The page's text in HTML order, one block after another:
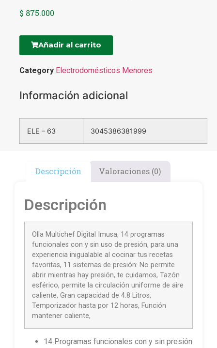
$ 875.000
Añadir al carrito
Category Electrodomésticos Menores
Información adicional
ELE – 63 3045386381999
Descripción Valoraciones (0)
Descripción
Olla Multichef Digital Imusa, 14 programas
funcionales con y sin uso de presión, para una
experiencia inigualable al cocinar tus recetas
favoritas, 11 sistemas de presión: No permite
abrir mientras hay presión, te cuidamos, Tazón
esférico, permite la circulación uniforme de aire
caliente, Gran capacidad de 4.8 Litros,
Temporizador hasta por 12 horas, Función
mantener caliente,
14 Programas funcionales con y sin presión